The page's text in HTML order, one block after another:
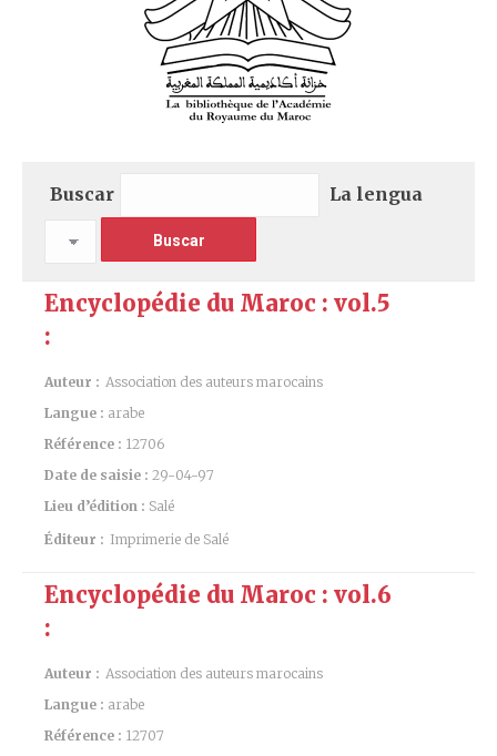
Buscar La lengua
Encyclopédie du Maroc : vol.5
:
Auteur : Association des auteurs marocains
Langue : arabe
Référence : 12706
Date de saisie : 29-04-97
Lieu d’édition : Salé
Éditeur : Imprimerie de Salé
Encyclopédie du Maroc : vol.6
:
Auteur : Association des auteurs marocains
Langue : arabe
Référence : 12707